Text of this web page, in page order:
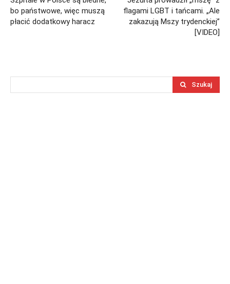
bo państwowe, więc muszą
płacić dodatkowy haracz
flagami LGBT i tańcami. „Ale
zakazują Mszy trydenckiej”
[VIDEO]
Szukaj